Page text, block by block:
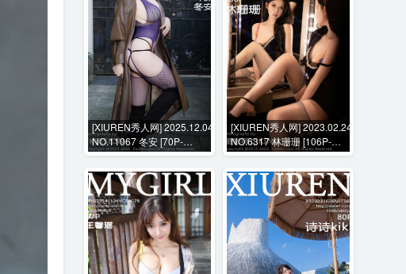
[XIUREN秀人网] 2025.12.04
NO.11067 冬安 [70P-
690MB]
[XIUREN秀人网] 2023.02.24
NO.6317 林珊珊 [106P-
880MB]